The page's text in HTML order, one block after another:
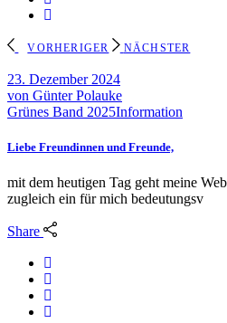
23. Dezember 2024
von Günter Polauke
Grünes Band 2025Information
Liebe Freundinnen und Freunde,
mit dem heutigen Tag geht meine
zugleich ein für mich bedeutungsv
Share